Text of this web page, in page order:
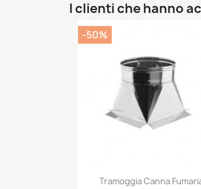
I clienti che hanno
Anteprima
Tramoggia Canna
-50%